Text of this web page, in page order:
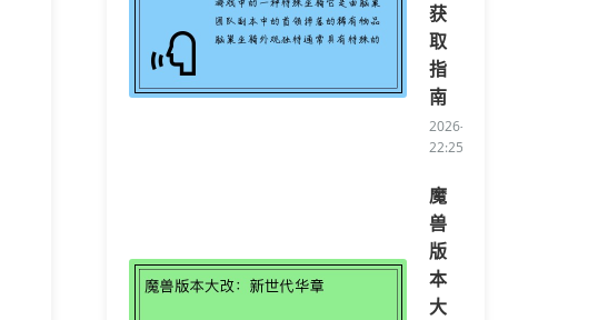
获
取
指
南
2026-05-10
22:25:10/li>
魔
兽
版
本
大